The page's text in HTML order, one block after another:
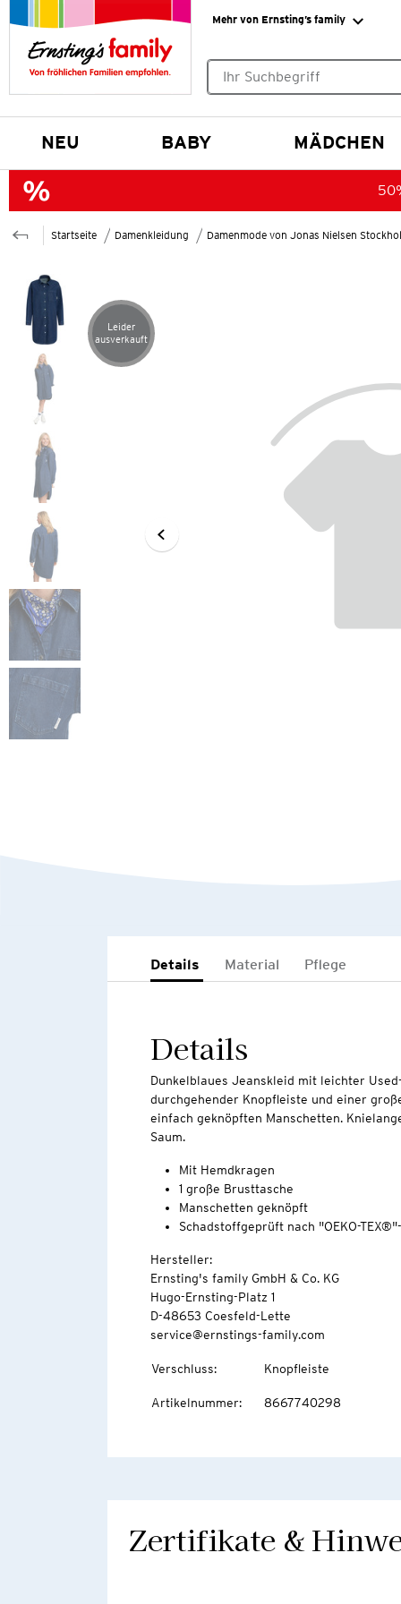
Mehr von Ernsting’s family
NEU BABY MÄDCHEN
Startseite Damenkleidung Damenmode von Jonas Nielsen
Artikel leider ausverkauft
Leider
ausverkauft
Details Material Pflege
Details
Dunkelblaues Jeanskleid mit leichter
durchgehender Knopfleiste und einer
einfach geknöpften Manschetten.
Saum.
Mit Hemdkragen
1 große Brusttasche
Manschetten geknöpft
Schadstoffgeprüft nach "OEKO-
Hersteller:
Ernsting's family GmbH & Co. KG
Hugo-Ernsting-Platz 1
D-48653 Coesfeld-Lette
service@ernstings-family.com
Verschluss: Knopfleiste
Artikelnummer: 8667740298
Zertifikate &